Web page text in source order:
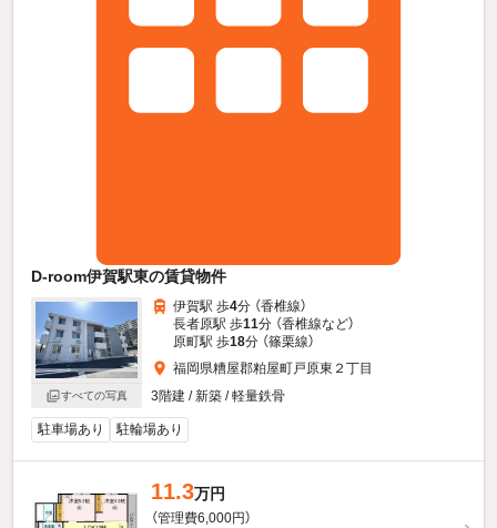
D-room伊賀駅東の賃貸物件
すべての写真
伊賀駅 歩4分 （香椎線）
長者原駅 歩11分 （香椎線など）
原町駅 歩18分 （篠栗線）
福岡県糟屋郡粕屋町戸原東２丁目
3階建 / 新築 / 軽量鉄骨
駐車場あり 駐輪場あり
11.3万円
（管理費6,000円）